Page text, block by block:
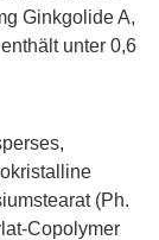
Ginkgolide A,
unter 0,6
(Ph.
Copolymer